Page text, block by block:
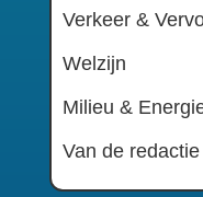
Verkeer &
Welzijn
Milieu &
Van de redactie